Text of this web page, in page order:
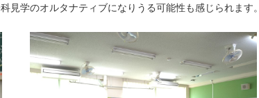
見学のオルタナティブになりうる可能性も感じられます。